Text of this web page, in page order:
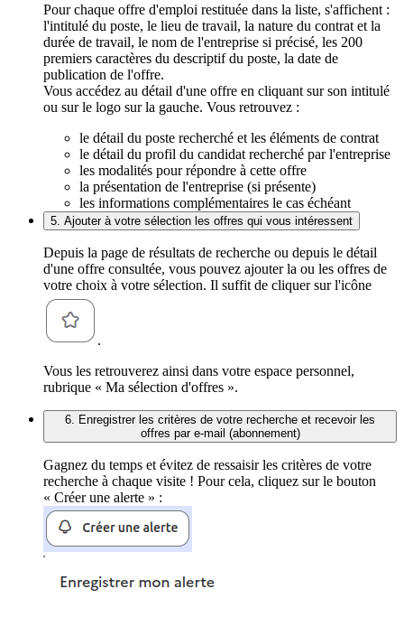
Pour chaque offre d'emploi restituée dans la liste, s'affichent :
l'intitulé du poste, le lieu de travail, la nature du contrat et la
durée de travail, le nom de l'entreprise si précisé, les 200
premiers caractères du descriptif du poste, la date de
publication de l'offre.
Vous accédez au détail d'une offre en cliquant sur son intitulé
ou sur le logo sur la gauche. Vous retrouvez :
le détail du poste recherché et les éléments de contrat
le détail du profil du candidat recherché par l'entreprise
les modalités pour répondre à cette offre
la présentation de l'entreprise (si présente)
les informations complémentaires le cas échéant
5. Ajouter à votre sélection les offres qui vous intéressent
Depuis la page de résultats de recherche ou depuis le détail
d'une offre consultée, vous pouvez ajouter la ou les offres de
votre choix à votre sélection. Il suffit de cliquer sur l'icône
.
Vous les retrouverez ainsi dans votre espace personnel,
rubrique « Ma sélection d'offres ».
6. Enregistrer les critères de votre recherche et recevoir les
offres par e-mail (abonnement)
Gagnez du temps et évitez de ressaisir les critères de votre
recherche à chaque visite ! Pour cela, cliquez sur le bouton
« Créer une alerte » :